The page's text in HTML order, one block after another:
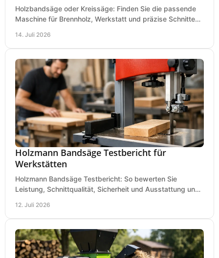
Holzbandsäge oder Kreissäge: Finden Sie die passende
Maschine für Brennholz, Werkstatt und präzise Schnitte
14. Juli 2026
Holzmann Bandsäge Testbericht für
Werkstätten
Holzmann Bandsäge Testbericht: So bewerten Sie
Leistung, Schnittqualität, Sicherheit und Ausstattung und
12. Juli 2026